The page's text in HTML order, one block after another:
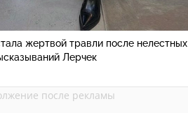
жертвой травли после нелестных
Лерчек